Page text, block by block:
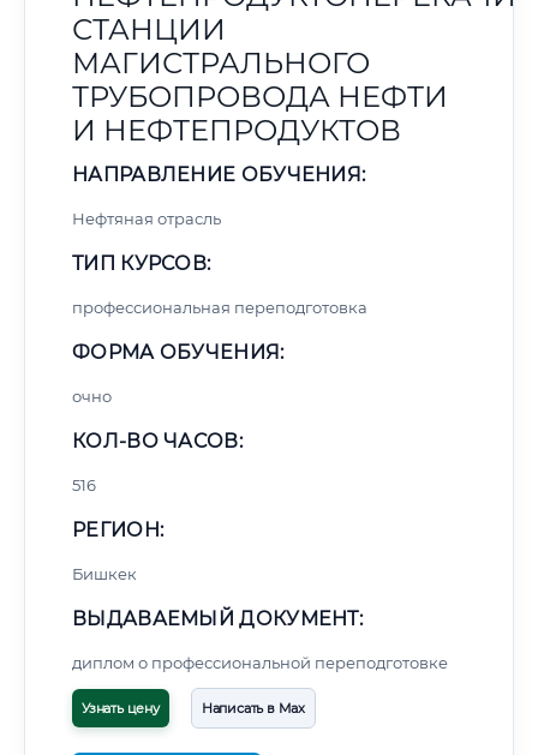
СТАНЦИИ
МАГИСТРАЛЬНОГО
ТРУБОПРОВОДА НЕФТИ
И НЕФТЕПРОДУКТОВ
НАПРАВЛЕНИЕ ОБУЧЕНИЯ:
Нефтяная отрасль
ТИП КУРСОВ:
профессиональная переподготовка
ФОРМА ОБУЧЕНИЯ:
очно
КОЛ-ВО ЧАСОВ:
516
РЕГИОН:
Бишкек
ВЫДАВАЕМЫЙ ДОКУМЕНТ:
диплом о профессиональной переподготовке
Узнать цену Написать в Max